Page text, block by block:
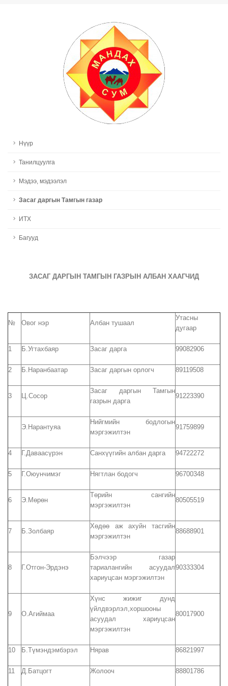
Нүүр
Танилцуулга
Мэдээ, мэдээлэл
Засаг даргын Тамгын газар
ИТХ
Багууд
ЗАСАГ ДАРГЫН ТАМГЫН ГАЗРЫН АЛБАН ХААГЧИД
№ Овог нэр Албан тушаал
Утасны
дугаар
1 Б.Угтахбаяр Засаг дарга 99082906
2 Б.Наранбаатар Засаг даргын орлогч 89119508
3 Ц.Сосор
Засаг даргын Тамгын
газрын дарга
91223390
Э.Нарантуяа
Нийгмийн бодлогын
мэргэжилтэн
91759899
4 Г.Даваасүрэн Санхүүгийн албан дарга 94722272
5 Г.Оюунчимэг Нягтлан бодогч 96700348
6 Э.Мөрөн
Төрийн сангийн
мэргэжилтэн
80505519
7 Б.Золбаяр
Хөдөө аж ахуйн тасгийн
мэргэжилтэн
88688901
8 Г.Отгон-Эрдэнэ
Бэлчээр газар
тариалангийн асуудал
хариуцсан мэргэжилтэн
90333304
9 О.Агиймаа
Хүнс жижиг дунд
үйлдвэрлэл,хоршооны
асуудал хариуцсан
мэргэжилтэн
80017900
10 Б.Түмэндэмбэрэл Нярав 86821997
11 Д.Батцогт Жолооч 88801786